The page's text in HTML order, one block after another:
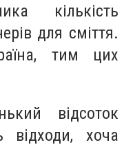
кількість
для сміття.
тим цих
відсоток
відходи, хоча